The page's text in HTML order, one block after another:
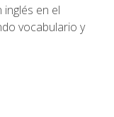
en el
vocabulario y